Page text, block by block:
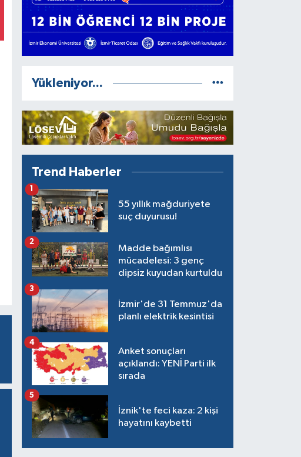
Yükleniyor...
Trend Haberler
55 yıllık mağduriyete
suç duyurusu!
1
Madde bağımlısı
mücadelesi: 3 genç
dipsiz kuyudan kurtuldu
2
İzmir'de 31 Temmuz'da
planlı elektrik kesintisi
3
Anket sonuçları
açıklandı: YENİ Parti ilk
sırada
4
İznik'te feci kaza: 2 kişi
hayatını kaybetti
5